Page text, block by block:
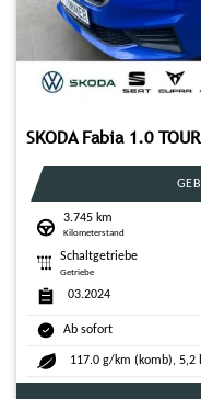
3.745 km
Kilometerstand
Schaltgetriebe
Getriebe
03.2024
Ab sofort
117.0 g/km (komb), 5,2